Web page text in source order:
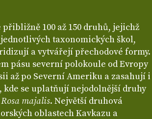
100 až 150 druhů, jejichž
taxonomických škol,
a vytvářejí přechodové formy.
pásu severní polokoule od Evropy
až po Severní Ameriku a zasahují i
se uplatňují nejodolnější druhy
Rosa majalis. Největší druhová
oblastech Kavkazu a